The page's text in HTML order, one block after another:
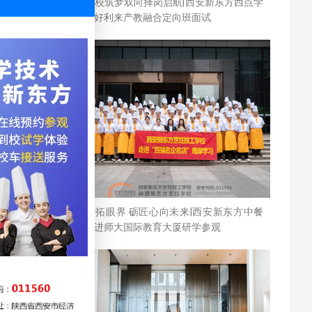
子参与好利来产教融合定向班面试
访名企拓眼界 砺匠心向未来|西安新东方中餐
学子走进师大国际教育大厦研学参观